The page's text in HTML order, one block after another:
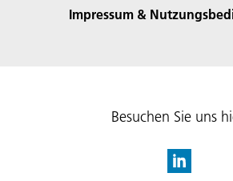
Impressum &
Besuchen Sie uns